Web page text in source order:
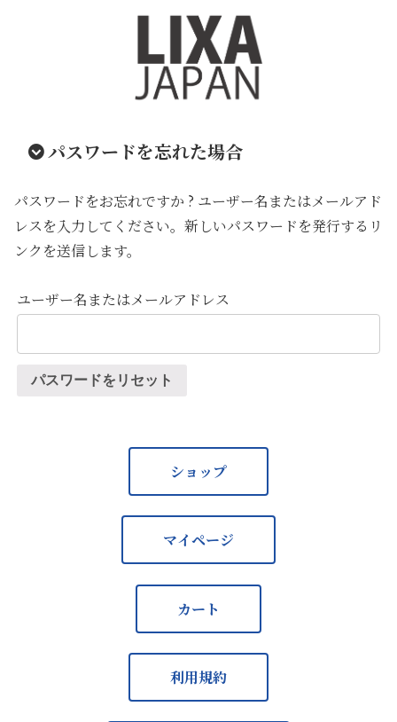
パスワードを忘れた場合
パスワードをお忘れですか ? ユーザー名またはメールアド
レスを入力してください。新しいパスワードを発行するリ
ンクを送信します。
ユーザー名またはメールアドレス
パスワードをリセット
ショップ
マイページ
カート
利用規約